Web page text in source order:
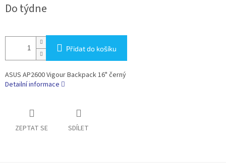
cena:
Do týdne
Přidat do košíku
ASUS AP2600 Vigour Backpack 16" černý
Detailní informace
ZEPTAT SE SDÍLET